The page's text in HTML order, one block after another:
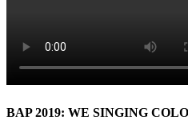
BAP 2019: WE SINGING